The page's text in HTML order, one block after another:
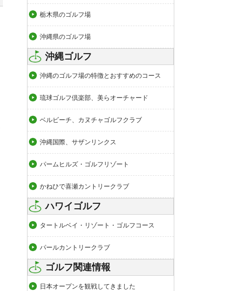
栃木県のゴルフ場
沖縄県のゴルフ場
沖縄ゴルフ
沖縄のゴルフ場の特徴とおすすめのコース
琉球ゴルフ倶楽部、美らオーチャード
ベルビーチ、カヌチャゴルフクラブ
沖縄国際、サザンリンクス
パームヒルズ・ゴルフリゾート
かねひで喜瀬カントリークラブ
ハワイゴルフ
タートルベイ・リゾート・ゴルフコース
パールカントリークラブ
ゴルフ関連情報
日本オープンを観戦してきました